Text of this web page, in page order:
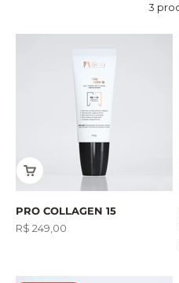
3
PRO COLLAGEN 15
Preço promocional
R$ 249,00